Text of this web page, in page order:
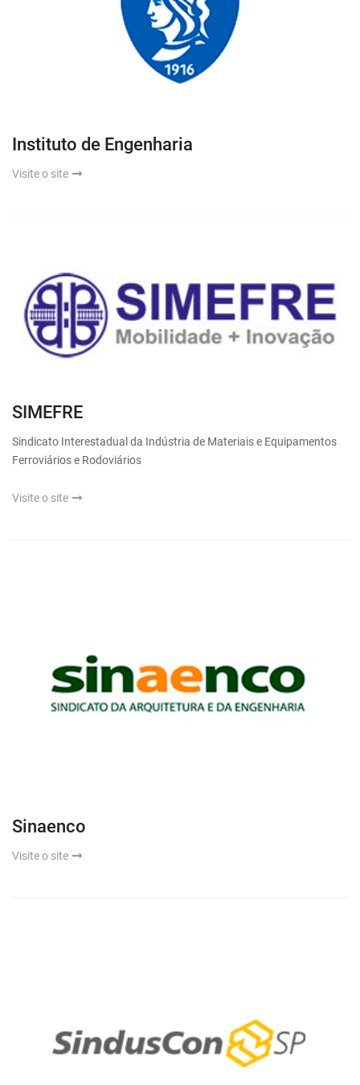
Instituto de Engenharia
Visite o site
SIMEFRE
Sindicato Interestadual da Indústria de Materiais e Equipamentos
Ferroviários e Rodoviários
Visite o site
Sinaenco
Visite o site